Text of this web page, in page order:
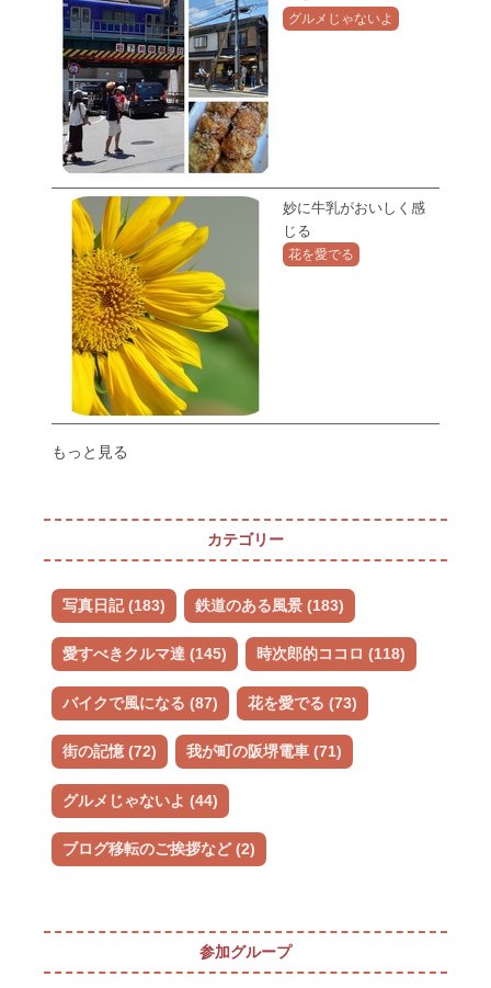
グルメじゃないよ
妙に牛乳がおいしく感
じる
花を愛でる
もっと見る
カテゴリー
写真日記 (183) 鉄道のある風景 (183)
愛すべきクルマ達 (145) 時次郎的ココロ (118)
バイクで風になる (87) 花を愛でる (73)
街の記憶 (72) 我が町の阪堺電車 (71)
グルメじゃないよ (44)
ブログ移転のご挨拶など (2)
参加グループ